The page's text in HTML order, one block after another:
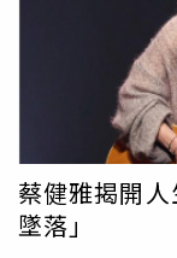
開心跟年輕樂團
敢有望〉 MV化身
去送禮，有趣的
因此增溫感情？
過了！」Nelson
用核心肌群來撐
MV被酒瓶砸頭後
頂，立刻腫了一包
加戲」。呼應MV
蔡健雅揭開
墜落」